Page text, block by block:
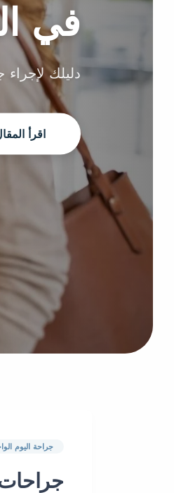
في
دليلك
اقرأ
جراحة اليوم